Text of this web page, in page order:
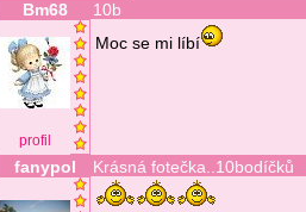
Bm68
10b
profil
Moc se mi líbí
fanypol Krásná fotečka..10bodíčků